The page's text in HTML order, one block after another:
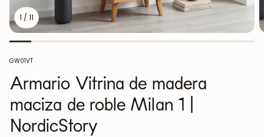
1 / 11
SKU:
GW01VT
Armario Vitrina de madera
maciza de roble Milan 1 |
NordicStory